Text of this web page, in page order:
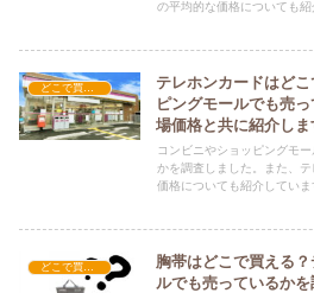
の平均的な価格についても紹
どこで買える？-その他
テレホンカードはど
ピングモールでも売
場価格と共に紹介しま
コンビニやショッピングモ
かを調査しました。また、
価格についても紹介していま
どこで買える？-その他
胸帯はどこで買える
ルでも売っているか